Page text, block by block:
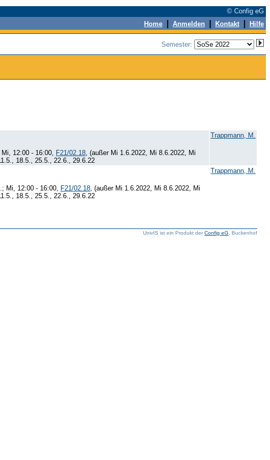
© Config eG
Home Anmelden Kontakt Hilfe
Semester:
12:00 - 16:00, F21/02.18 , (außer Mi 1.6.2022, Mi 8.6.2022, Mi
18.5., 25.5., 22.6., 29.6.22
Trappmann, M.
Mi, 12:00 - 16:00, F21/02.18 , (außer Mi 1.6.2022, Mi 8.6.2022, Mi
18.5., 25.5., 22.6., 29.6.22
Trappmann, M.
UnivIS ist ein Produkt derConfig eG , Buckenhof